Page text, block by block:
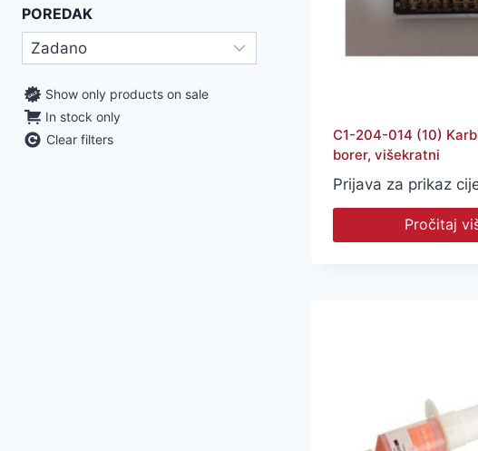
C1-204-014 (10)
borer, višekratni
Prijava za prikaz
Pročitaj
POREDAK
Show only products on sale
In stock only
Clear filters